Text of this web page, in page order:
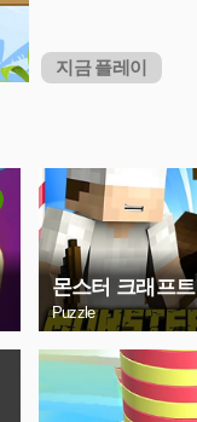
지금 플레이
몬스터 크래프트
Puzzle